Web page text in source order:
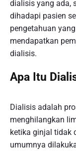
dialisis yang ada,
dihadapi pasien
pengetahuan
mendapatkan
dialisis.
Apa Itu
Dialisis adalah
menghilangkan
ketika ginjal tidak
umumnya